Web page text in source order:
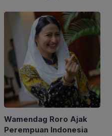
Wamendag Roro Ajak
Perempuan Indonesia